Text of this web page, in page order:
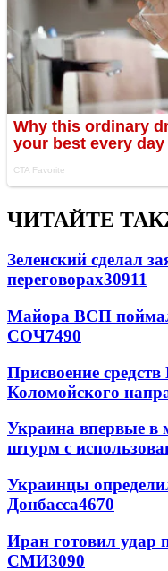
ЧИТАЙТЕ
Зеленский сделал
переговорах30911
Майора ВСП
СОЧ7490
Присвоение
Коломойского
Украина впервые в
штурм с
Украинцы
Донбасса4670
Иран готовил удар
СМИ3090